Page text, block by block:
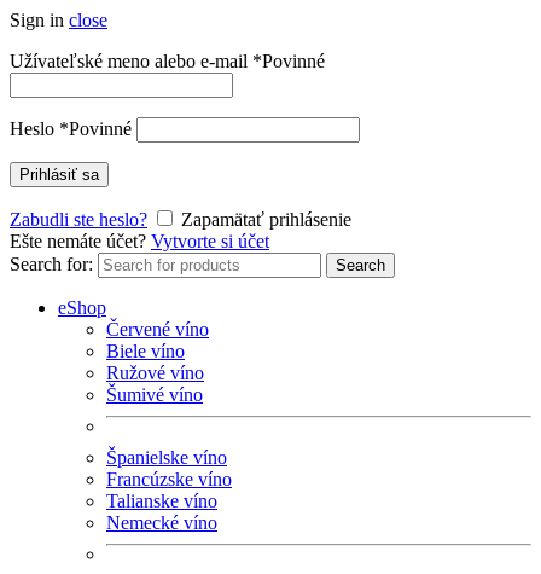
Sign in close
Užívateľské meno alebo e-mail *Povinné
Heslo *Povinné
Prihlásiť sa
Zabudli ste heslo?
Zapamätať prihlásenie
Ešte nemáte účet? Vytvorte si účet
Search for:
Search
eShop
Červené víno
Biele víno
Ružové víno
Šumivé víno
Španielske víno
Francúzske víno
Talianske víno
Nemecké víno